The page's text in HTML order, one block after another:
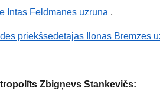
Intas Feldmanes uzruna ,
priekšsēdētājas Ilonas Bremzes
Zbigņevs Stankevičs: